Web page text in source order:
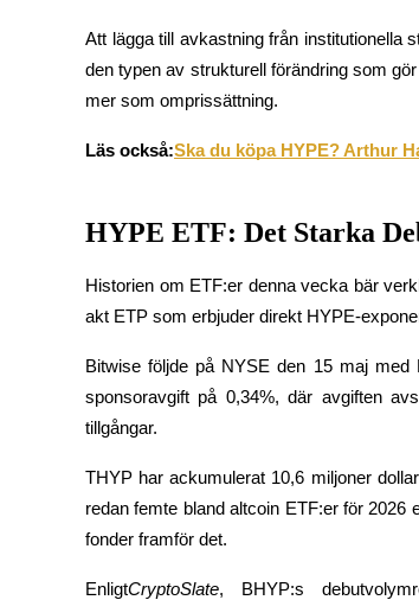
Handelsstrategier
Lär dig hur du håller dig lönsam
Att lägga till avkastning från institutionella
den typen av strukturell förändring som
mer som omprissättning.
Läs också:Ska du köpa HYPE? Arthur
HYPE ETF: Det Starka
Historien om ETF:er denna vecka bär
akt ETP som erbjuder direkt HYPE-
Bitwise följde på NYSE den 15 maj
sponsoravgift på 0,34%, där avgiften
tillgångar.
THYP har ackumulerat 10,6 miljoner
redan femte bland altcoin ETF:er för
fonder framför det.
EnligtCryptoSlate, BHYP:s